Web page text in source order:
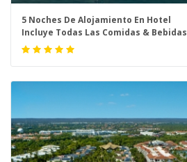
5 Noches De Alojamiento En Hotel
Incluye Todas Las Comidas & Bebidas